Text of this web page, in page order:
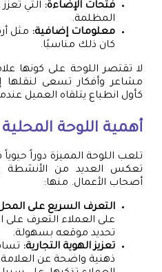
فتحات الإضاءة: التي
المظلمة.
معلومات إضافية: مثل
كان ذلك مناسبًا.
لا تقتصر اللوحة على كونها
مشاعر وأفكار تسعى لنقلها
كأول انطباع يتلقاه العميل
أهمية اللوحة
تلعب اللوحة المميزة دوراً
تعكس العديد من الأنشطة
أصحاب الأعمال. منها:
التعرف السريع على
على العملاء التعرف
تحديد موقعه بسهولة.
تعزيز الهوية التجارية:
ذهنية واضحة عن